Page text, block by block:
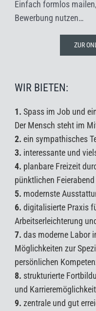
Einfach formlos
Bewerbung nutzen…
ZUR
WIR BIETEN:
1. Spass im Job und
Der Mensch steht im
2. ein sympathisches
3. interessante und
4. planbare Freizeit
pünktlichen Feierabend
5. modernste
6. digitalisierte Praxis
Arbeitserleichterung
7. das moderne Labor
Möglichkeiten zur
persönlichen
8. strukturierte
und
9. zentrale und gut